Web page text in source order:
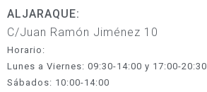
ALJARAQUE:
C/Juan Ramón Jiménez 10
Horario:
Lunes a Viernes: 09:30-14:00 y 17:00-20:30
Sábados: 10:00-14:00